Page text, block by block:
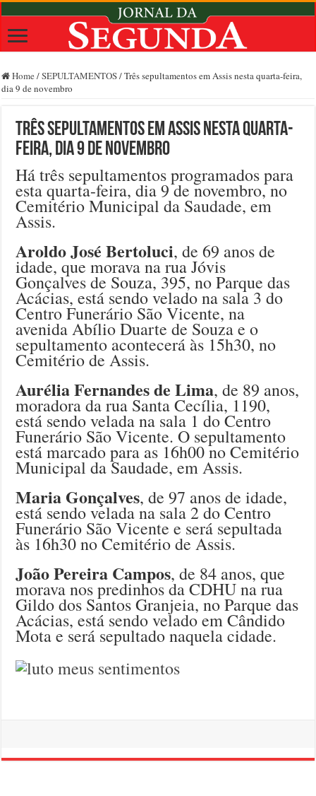
Home /SEPULTAMENTOS/Três sepultamentos em Assis nesta quarta-feira,
dia 9 de novembro
Três sepultamentos em Assis nesta quarta-
feira, dia 9 de novembro
Há três sepultamentos programados para
esta quarta-feira, dia 9 de novembro, no
Cemitério Municipal da Saudade, em
Assis.
Aroldo José Bertoluci, de 69 anos de
idade, que morava na rua Jóvis
Gonçalves de Souza, 395, no Parque das
Acácias, está sendo velado na sala 3 do
Centro Funerário São Vicente, na
avenida Abílio Duarte de Souza e o
sepultamento acontecerá às 15h30, no
Cemitério de Assis.
Aurélia Fernandes de Lima, de 89 anos,
moradora da rua Santa Cecília, 1190,
está sendo velada na sala 1 do Centro
Funerário São Vicente. O sepultamento
está marcado para as 16h00 no Cemitério
Municipal da Saudade, em Assis.
Maria Gonçalves, de 97 anos de idade,
está sendo velada na sala 2 do Centro
Funerário São Vicente e será sepultada
às 16h30 no Cemitério de Assis.
João Pereira Campos, de 84 anos, que
morava nos predinhos da CDHU na rua
Gildo dos Santos Granjeia, no Parque das
Acácias, está sendo velado em Cândido
Mota e será sepultado naquela cidade.